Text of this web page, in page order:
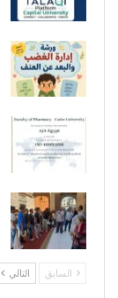
السابق التالي